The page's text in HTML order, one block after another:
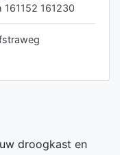
161152 161230
droogkast en